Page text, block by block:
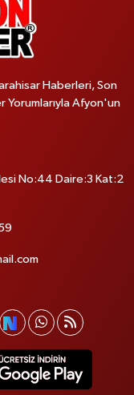
Haberleri, Son
Yorumlarıyla Afyon'un
No:44 Daire:3 Kat:2